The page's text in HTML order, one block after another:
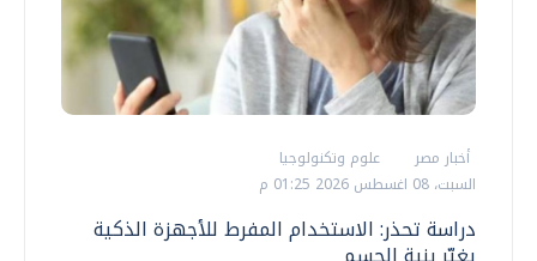
أخبار مصر
علوم وتكنولوجيا
السبت، 08 اغسطس 2026 01:25 م
دراسة تحذر: الاستخدام المفرط للأجهزة الذكية